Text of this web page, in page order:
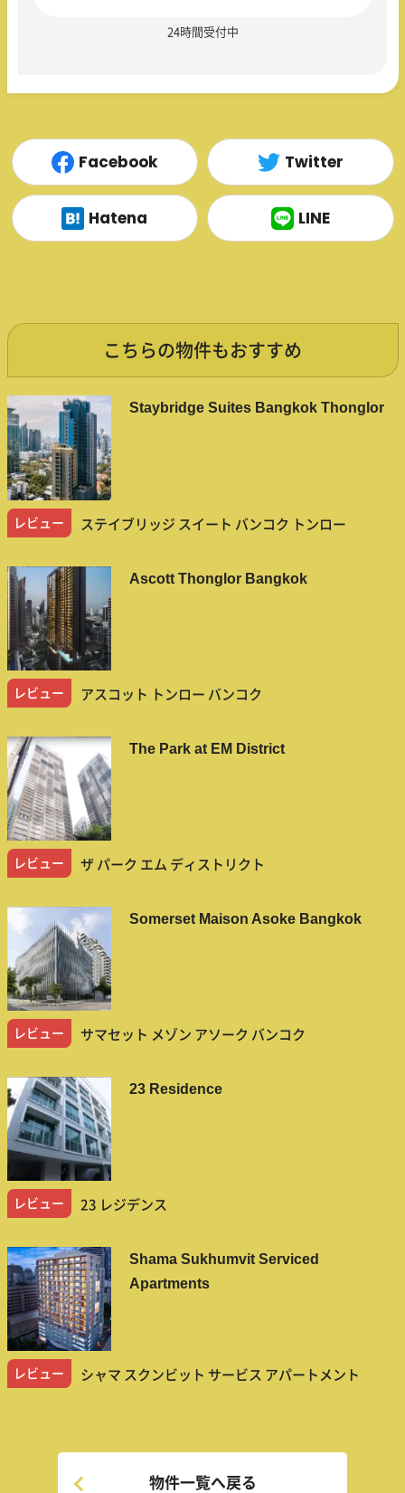
24時間受付中
Facebook Twitter
Hatena LINE
こちらの物件もおすすめ
Staybridge Suites Bangkok Thonglor
レビュー ステイブリッジ スイート バンコク トンロー
Ascott Thonglor Bangkok
レビュー アスコット トンロー バンコク
The Park at EM District
レビュー ザ パーク エム ディストリクト
Somerset Maison Asoke Bangkok
レビュー サマセット メゾン アソーク バンコク
23 Residence
レビュー 23 レジデンス
Shama Sukhumvit Serviced
Apartments
レビュー シャマ スクンビット サービス アパートメント
物件一覧へ戻る